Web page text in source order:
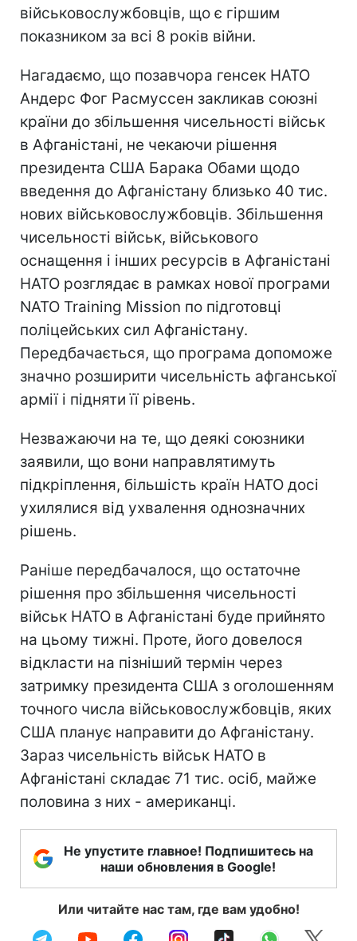
військовослужбовців, що є гіршим
показником за всі 8 років війни.
Нагадаємо, що позавчора генсек НАТО
Андерс Фог Расмуссен закликав союзні
країни до збільшення чисельності військ
в Афганістані, не чекаючи рішення
президента США Барака Обами щодо
введення до Афганістану близько 40 тис.
нових військовослужбовців. Збільшення
чисельності військ, військового
оснащення і інших ресурсів в Афганістані
НАТО розглядає в рамках нової програми
NATO Training Mission по підготовці
поліцейських сил Афганістану.
Передбачається, що програма допоможе
значно розширити чисельність афганської
армії і підняти її рівень.
Незважаючи на те, що деякі союзники
заявили, що вони направлятимуть
підкріплення, більшість країн НАТО досі
ухилялися від ухвалення однозначних
рішень.
Раніше передбачалося, що остаточне
рішення про збільшення чисельності
військ НАТО в Афганістані буде прийнято
на цьому тижні. Проте, його довелося
відкласти на пізніший термін через
затримку президента США з оголошенням
точного числа військовослужбовців, яких
США планує направити до Афганістану.
Зараз чисельність військ НАТО в
Афганістані складає 71 тис. осіб, майже
половина з них - американці.
Не упустите главное! Подпишитесь на
наши обновления в Google!
Или читайте нас там, где вам удобно!